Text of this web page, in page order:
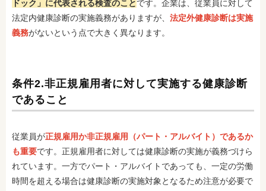
ドック」に代表される検査のことです。企業は、従業員に対して
法定内健康診断の実施義務がありますが、 法定外健康診断は実施
義務がないという点で大きく異なります。
条件2.非正規雇用者に対して実施する健康診断
であること
従業員が正規雇用か非正規雇用（パート・アルバイト）であるか
も重要です。正規雇用者に対しては健康診断の実施が義務づけら
れています。一方でパート・アルバイトであっても、一定の労働
時間を超える場合は健康診断の実施対象となるため注意が必要で